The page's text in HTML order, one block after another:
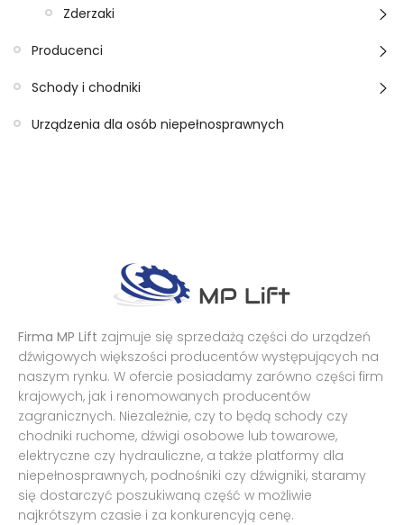
Zderzaki
Producenci
Schody i chodniki
Urządzenia dla osób niepełnosprawnych
Firma MP Lift zajmuje się sprzedażą części do urządzeń
dźwigowych większości producentów występujących na
naszym rynku. W ofercie posiadamy zarówno części firm
krajowych, jak i renomowanych producentów
zagranicznych. Niezależnie, czy to będą schody czy
chodniki ruchome, dźwigi osobowe lub towarowe,
elektryczne czy hydrauliczne, a także platformy dla
niepełnosprawnych, podnośniki czy dźwigniki, staramy
się dostarczyć poszukiwaną część w możliwie
najkrótszym czasie i za konkurencyją cenę.